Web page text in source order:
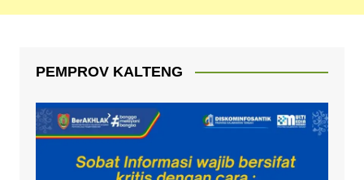
PEMPROV KALTENG